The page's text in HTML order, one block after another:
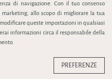
di navigazione. Con il tuo consenso
allo scopo di migliorare la tua
queste impostazioni in qualsiasi
informazioni circa il responsabile della
PREFERENZE